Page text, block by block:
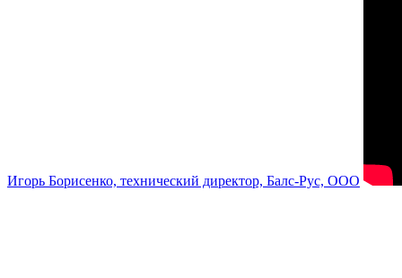
Игорь Борисенко, технический директор, Балс-Рус, ООО